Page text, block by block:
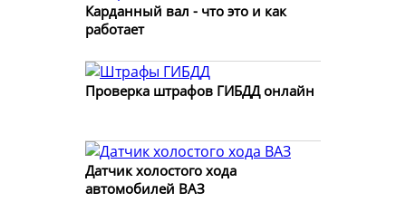
Карданный вал - что это и как
работает
Проверка штрафов ГИБДД онлайн
Датчик холостого хода
автомобилей ВАЗ